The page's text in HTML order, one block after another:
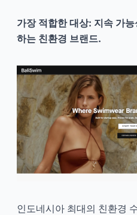
가장 적합한 대상: 지속 가
하는 친환경 브랜드.
인도네시아 최대의 친환경